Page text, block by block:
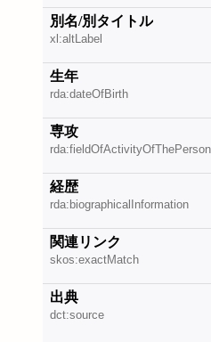
別名/別タイトル
xl:altLabel
生年
rda:dateOfBirth
専攻
rda:fieldOfActivityOfThePerson
経歴
rda:biographicalInformation
関連リンク
skos:exactMatch
出典
dct:source